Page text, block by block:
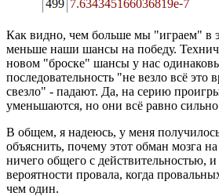
Как видно, чем больше мы "играем" в
меньше наши шансы на победу.
новом "броске" шансы у нас
последовательность "не везло всё это
свезло" - падают. Да, на серию
уменьшаются, но они всё равно
В общем, я надеюсь, у меня
объяснить, почему этот обман мозга
ничего общего с действительностью,
вероятности провала, когда
чем один.